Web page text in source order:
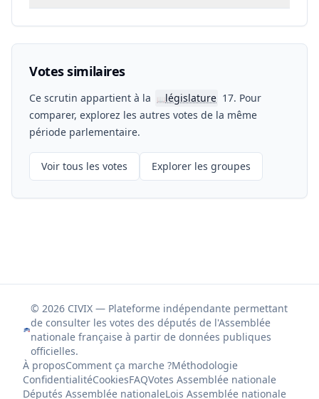
Votes similaires
Ce scrutin appartient à la 📖législature 17. Pour
comparer, explorez les autres votes de la même
période parlementaire.
Voir tous les votes Explorer les groupes
© 2026 CIVIX — Plateforme indépendante permettant
de consulter les votes des députés de l'Assemblée
nationale française à partir de données publiques
officielles.
À proposComment ça marche ?Méthodologie
ConfidentialitéCookiesFAQVotes Assemblée nationale
Députés Assemblée nationaleLois Assemblée nationale